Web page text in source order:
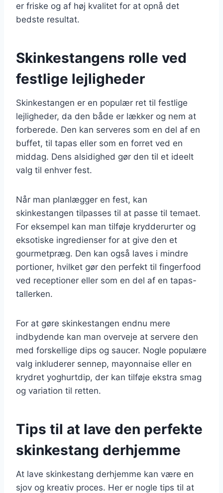
er friske og af høj kvalitet for at opnå det
bedste resultat.
Skinkestangens rolle ved
festlige lejligheder
Skinkestangen er en populær ret til festlige
lejligheder, da den både er lækker og nem at
forberede. Den kan serveres som en del af en
buffet, til tapas eller som en forret ved en
middag. Dens alsidighed gør den til et ideelt
valg til enhver fest.
Når man planlægger en fest, kan
skinkestangen tilpasses til at passe til temaet.
For eksempel kan man tilføje krydderurter og
eksotiske ingredienser for at give den et
gourmetpræg. Den kan også laves i mindre
portioner, hvilket gør den perfekt til fingerfood
ved receptioner eller som en del af en tapas-
tallerken.
For at gøre skinkestangen endnu mere
indbydende kan man overveje at servere den
med forskellige dips og saucer. Nogle populære
valg inkluderer sennep, mayonnaise eller en
krydret yoghurtdip, der kan tilføje ekstra smag
og variation til retten.
Tips til at lave den perfekte
skinkestang derhjemme
At lave skinkestang derhjemme kan være en
sjov og kreativ proces. Her er nogle tips til at